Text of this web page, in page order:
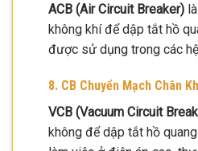
ACB (Air Circuit Breaker)
không khí để dập tắt hồ
được sử dụng trong các
8. CB Chuyển Mạch Chân
VCB (Vacuum Circuit
không để dập tắt hồ